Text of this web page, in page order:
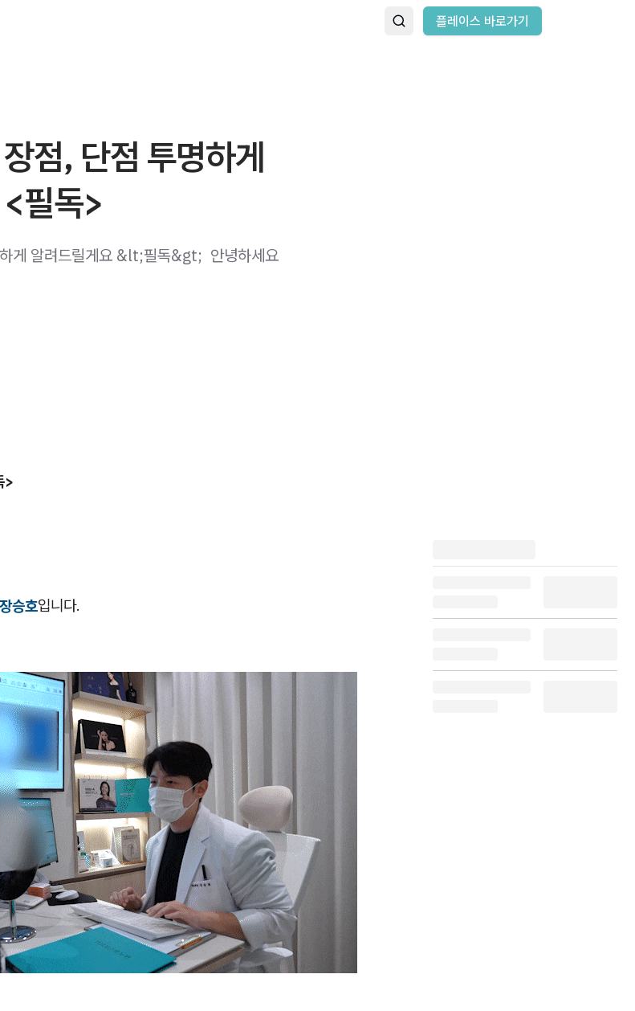
플레이스 바로가기
점, 단점 투명하게
필독>
게 알려드릴게요 &lt;필독&gt; ​ 안녕하세요
>
승호입니다.